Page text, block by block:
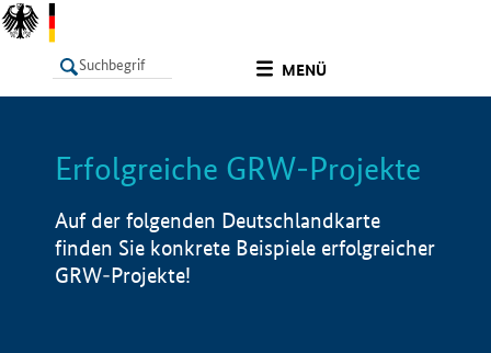
MENÜ
LISTE Info
Erfolgreiche GRW-Projekte
Auf der folgenden Deutschlandkarte
finden Sie konkrete Beispiele erfolgreicher
GRW-Projekte!